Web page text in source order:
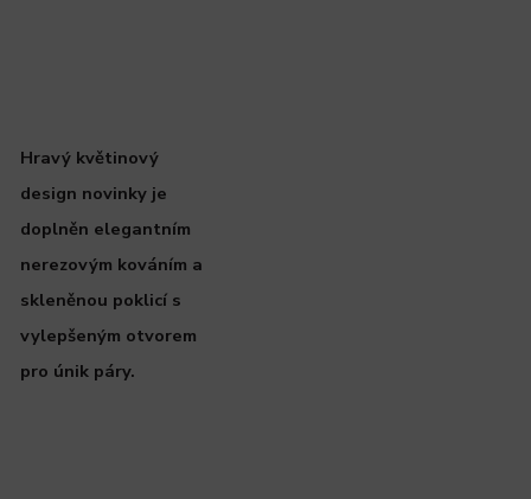
Hravý květinový
design novinky je
doplněn elegantním
nerezovým kováním a
skleněnou poklicí s
vylepšeným otvorem
pro únik páry.